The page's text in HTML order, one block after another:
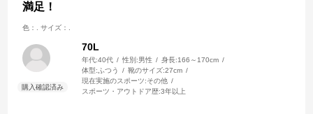
満足！
色：. サイズ：.
70L
年代:40代 性別:男性 身長:166～170cm
体型:ふつう 靴のサイズ:27cm
現在実施のスポーツ:その他
スポーツ・アウトドア歴:3年以上